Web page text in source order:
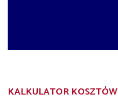
KALKULATOR KOSZTÓW